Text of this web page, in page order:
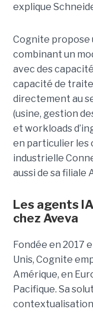
explique
Cognite propose
combinant un
avec des
capacité de
directement au
(usine, gestion
et workloads
en particulier les
industrielle
aussi de sa filiale
Les agents
chez Aveva
Fondée en 2017
Unis, Cognite
Amérique, en
Pacifique. Sa